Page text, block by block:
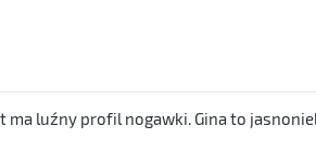
ma luźny profil nogawki. Gina to